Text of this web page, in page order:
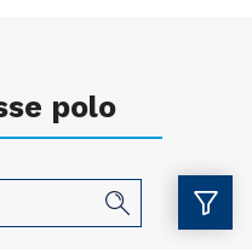
polo